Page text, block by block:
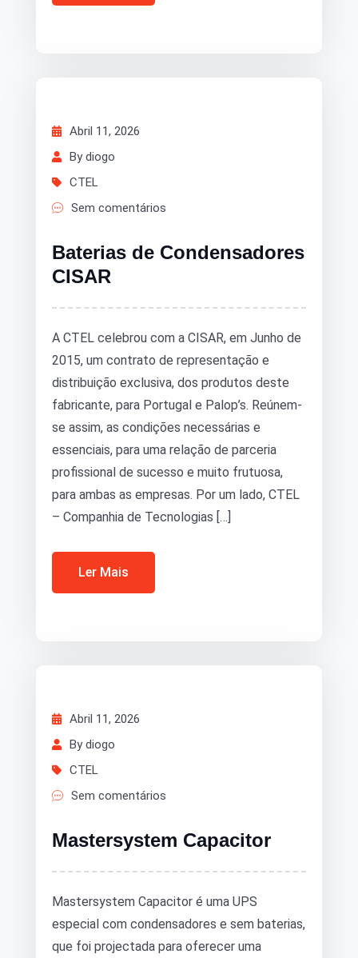
Abril 11, 2026
By diogo
CTEL
Sem comentários
Baterias de Condensadores
CISAR
A CTEL celebrou com a CISAR, em Junho de
2015, um contrato de representação e
distribuição exclusiva, dos produtos deste
fabricante, para Portugal e Palop’s. Reúnem-
se assim, as condições necessárias e
essenciais, para uma relação de parceria
profissional de sucesso e muito frutuosa,
para ambas as empresas. Por um lado, CTEL
– Companhia de Tecnologias […]
Ler Mais
Abril 11, 2026
By diogo
CTEL
Sem comentários
Mastersystem Capacitor
Mastersystem Capacitor é uma UPS
especial com condensadores e sem baterias,
que foi projectada para oferecer uma